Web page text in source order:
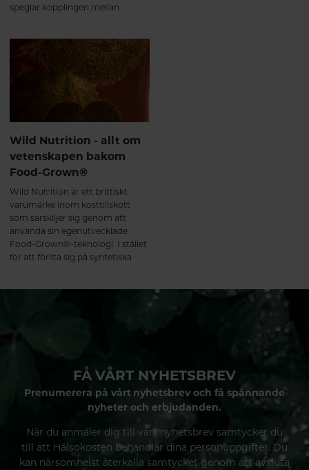
speglar kopplingen mellan
medicinväxt-traditioner.
Wild Nutrition - allt om
vetenskapen bakom
Food-Grown®
Wild Nutrition är ett brittiskt
varumärke inom kosttillskott
som särskiljer sig genom att
använda sin egenutvecklade
Food-Grown®-teknologi. I stället
för att förlita sig på syntetiska
FÅ VÅRT NYHETSBREV
Prenumerera på vårt nyhetsbrev och få spännande
nyheter och erbjudanden.
När du anmäler dig till vårt nyhetsbrev samtycker du
till att Hälsokosten behandlar dina personuppgifter. Du
kan närsomhelst återkalla samtycket genom att avsluta